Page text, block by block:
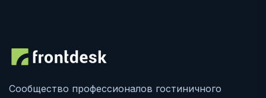
Сообщество профессионалов гостиничного